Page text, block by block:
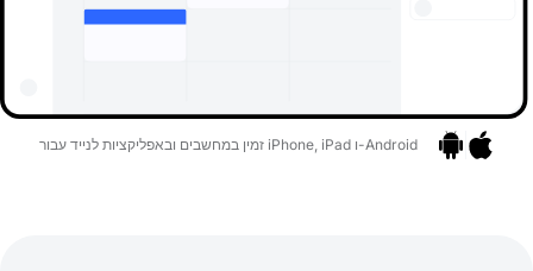
זמין במחשבים ובאפליקציות לנייד עבור iPhone, iPad ו-Android